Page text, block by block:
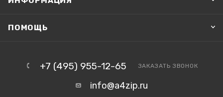
ПОМОЩЬ
+7 (495) 955-12-65 ЗАКАЗАТЬ ЗВОНОК
info@a4zip.ru